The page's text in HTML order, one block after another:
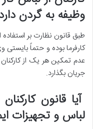
وظیفه به گردن
طبق قانون نظارت بر
کارفرما بوده و حتماً بایستی
عدم تمکین هر یک از
جریان بگذارد.
آیا قانون
لباس و تجهیزات